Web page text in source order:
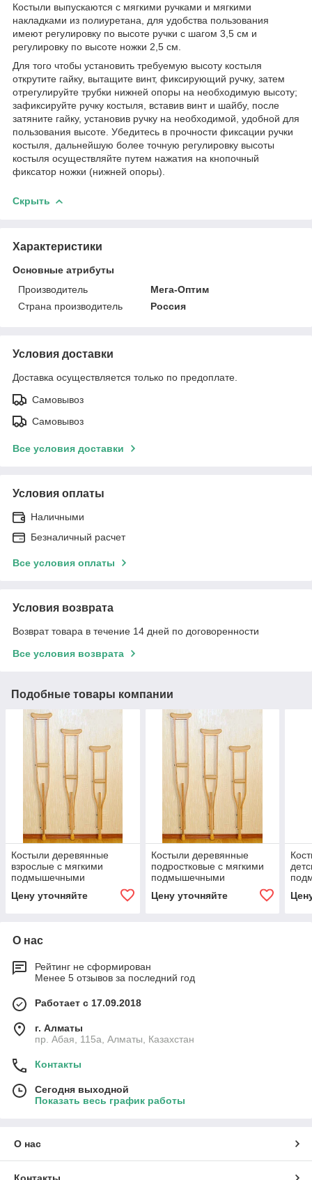
Костыли выпускаются с мягкими ручками и мягкими
накладками из полиуретана, для удобства пользования
имеют регулировку по высоте ручки с шагом 3,5 см и
регулировку по высоте ножки 2,5 см.
Для того чтобы установить требуемую высоту костыля
открутите гайку, вытащите винт, фиксирующий ручку, затем
отрегулируйте трубки нижней опоры на необходимую высоту;
зафиксируйте ручку костыля, вставив винт и шайбу, после
затяните гайку, установив ручку на необходимой, удобной для
пользования высоте. Убедитесь в прочности фиксации ручки
костыля, дальнейшую более точную регулировку высоты
костыля осуществляйте путем нажатия на кнопочный
фиксатор ножки (нижней опоры).
Скрыть
Характеристики
Основные атрибуты
Производитель
Мега-Оптим
Страна производитель
Россия
Условия доставки
Доставка осуществляется только по предоплате.
Самовывоз
Самовывоз
Все условия доставки
Условия оплаты
Наличными
Безналичный расчет
Все условия оплаты
Условия возврата
Возврат товара в течение 14 дней по договоренности
Все условия возврата
Подобные товары компании
Костыли деревянные
взрослые с мягкими
подмышечными
накладками и ручками с
УПС "Антилёд"
Цену уточняйте
Костыли деревянные
подростковые с мягкими
подмышечными
накладками и ручками с
УПС "Антилёд"
Цену уточняйте
УПС
О нас
Рейтинг не сформирован
Менее 5 отзывов за последний год
Работает с 17.09.2018
г. Алматы
пр. Абая, 115а, Алматы, Казахстан
Контакты
Сегодня выходной
Показать весь график работы
О нас